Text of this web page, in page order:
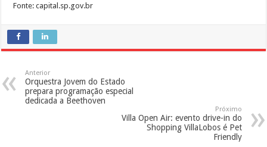
Fonte: capital.sp.gov.br
Anterior
Orquestra Jovem do Estado
prepara programação especial
dedicada a Beethoven
Próximo
Villa Open Air: evento drive-in do
Shopping VillaLobos é Pet
Friendly